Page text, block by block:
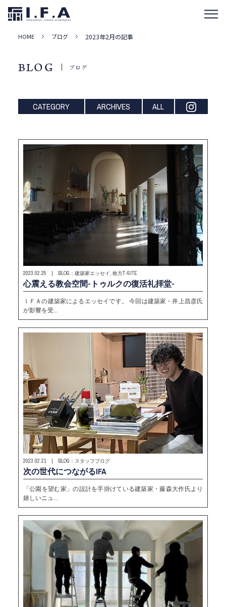
HOME ブログ 2023年2月の記事
BLOG ブログ
CATEGORY ARCHIVES ALL
2023.02.25 | BLOG：建築家エッセイ, 枚方T-SITE
心震える教会空間-トゥルクの復活礼拝堂-
ＩＦＡの建築家によるエッセイです。 今回は建築家・井上昌彦氏
が影響を受…
2023.02.21 | BLOG：スタッフブログ
次の世代につながるIFA
「公園を望む家」の設計を手掛けている建築家・藤森大作氏より
嬉しいニュ…